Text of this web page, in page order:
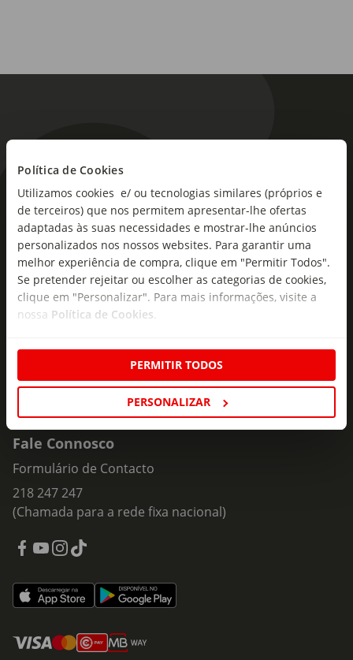
Política de Cookies
Utilizamos cookies e/ ou tecnologias similares (próprios e
de terceiros) que nos permitem apresentar-lhe ofertas
adaptadas às suas necessidades e mostrar-lhe anúncios
personalizados nos nossos websites. Para garantir uma
melhor experiência de compra, clique em "Permitir Todos".
Se pretender rejeitar ou escolher as categorias de cookies,
clique em "Personalizar". Para mais informações, visite a
nossa Política de Cookies.
PERMITIR TODOS
PERSONALIZAR
As novidades mais frescas no
seu e-mail!
Subscreva e descubra campanhas exclusivas,
ofertas e novidades para si.
Insira o seu e-
mail
Fale Connosco
Formulário de Contacto
218 247 247
(Chamada para a rede fixa nacional)